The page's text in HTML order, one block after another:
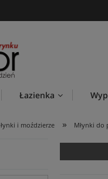
Łazienka
i moździerze » Młynki do